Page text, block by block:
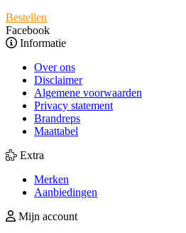
Bestellen
Facebook
Informatie
Over ons
Disclaimer
Algemene voorwaarden
Privacy statement
Brandreps
Maattabel
Extra
Merken
Aanbiedingen
Mijn account